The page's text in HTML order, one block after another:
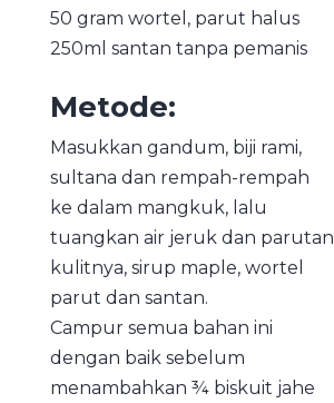
50 gram wortel, parut halus
250ml santan tanpa pemanis
Metode:
Masukkan gandum, biji rami,
sultana dan rempah-rempah
ke dalam mangkuk, lalu
tuangkan air jeruk dan parutan
kulitnya, sirup maple, wortel
parut dan santan.
Campur semua bahan ini
dengan baik sebelum
menambahkan ¾ biskuit jahe